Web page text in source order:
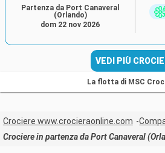
Partenza da Port Canaveral
(Orlando)
dom 22 nov 2026
VEDI PIÙ
La flotta di MSC
Crociere www.crocieraonline.com
Crociere in partenza da Port Canaveral